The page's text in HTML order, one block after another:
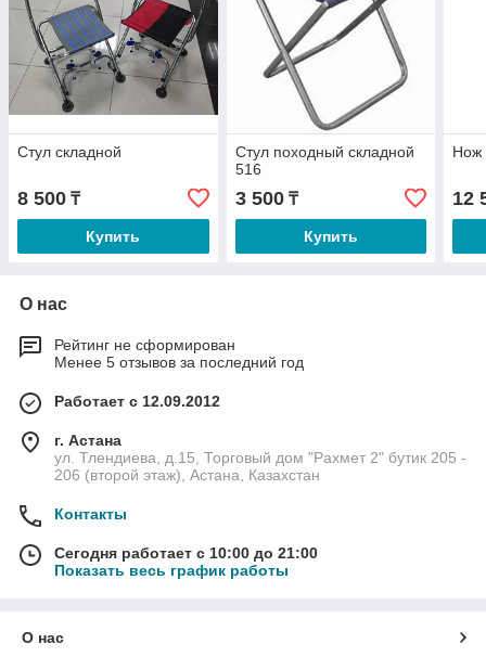
Стул складной
8 500 ₸
Купить
Стул походный складной
516
3 500₸
Купить
Нож
12
О нас
Рейтинг не сформирован
Менее 5 отзывов за последний год
Работает с 12.09.2012
г. Астана
ул. Тлендиева, д.15, Торговый дом "Рахмет 2" бутик 205 -
206 (второй этаж), Астана, Казахстан
Контакты
Сегодня работает с 10:00 до 21:00
Показать весь график работы
О нас